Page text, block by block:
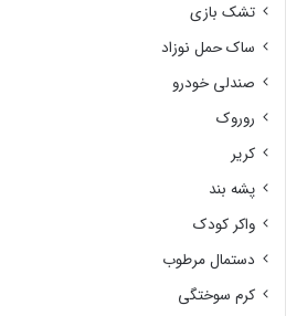
تشک بازی
ساک حمل نوزاد
صندلی خودرو
روروک
کریر
پشه بند
واکر کودک
دستمال مرطوب
کرم سوختگی